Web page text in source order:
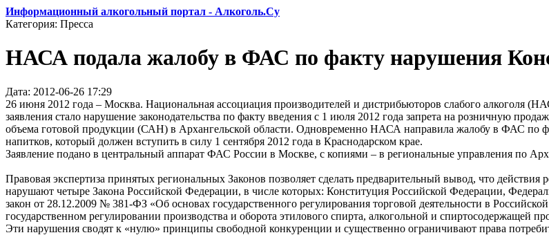
Информационный алкогольный портал - Алкоголь.Су
Категория: Пресса
НАСА подала жалобу в ФАС по факту нарушения
Дата: 2012-06-26 17:29
26 июня 2012 года – Москва. Национальная ассоциация производителей и дистрибьюторов слабого
заявления стало нарушение законодательства по факту введения с 1 июля 2012 года запрета на розничную
объема готовой продукции (САН) в Архангельской области. Одновременно НАСА направила жалобу в ФАС по
напитков, который должен вступить в силу 1 сентября 2012 года в Краснодарском крае.
Заявление подано в центральный аппарат ФАС России в Москве, с копиями – в региональные управления по
Правовая экспертиза принятых региональных Законов позволяет сделать предварительный вывод, что действия
нарушают четыре Закона Российской Федерации, в числе которых: Конституция Российской Федерации,
закон от 28.12.2009 № 381-ФЗ «Об основах государственного регулирования торговой деятельности в
государственном регулировании производства и оборота этилового спирта, алкогольной и спиртосодержащей
Эти нарушения сводят к «нулю» принципы свободной конкуренции и существенно ограничивают права